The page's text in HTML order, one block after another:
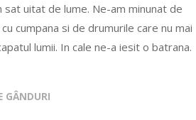
uitat de lume. Ne-am minunat de
cumpana si de drumurile care nu mai
lumii. In cale ne-a iesit o batrana.
GÂNDURI